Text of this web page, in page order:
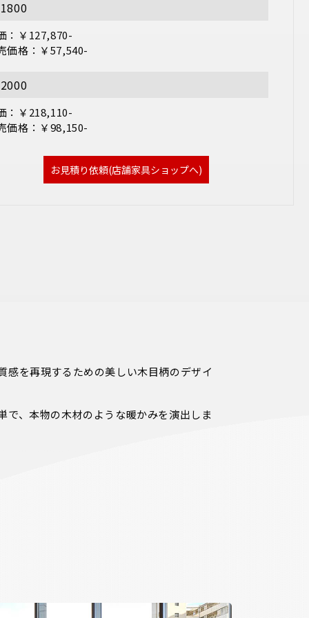
：￥127,870-
価格：￥57,540-
：￥218,110-
価格：￥98,150-
お見積り依頼(店舗家具ショップへ)
感を再現するための美しい木目柄のデザイ
で、本物の木材のような暖かみを演出しま